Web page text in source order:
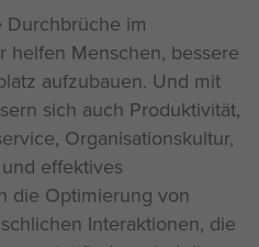
im
helfen Menschen, bessere
aufzubauen. Und mit
sich auch Produktivität,
Organisationskultur,
effektives
die Optimierung von
Interaktionen, die